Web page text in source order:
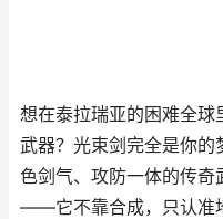
想在泰拉瑞亚的困难全
武器？光束剑完全是你
色剑气、攻防一体的传
——它不靠合成，只认准